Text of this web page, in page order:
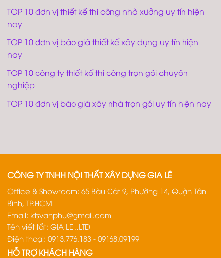
TOP 10 đơn vị thiết kế thi công nhà xưởng uy tín hiện
nay
TOP 10 đơn vị báo giá thiết kế xây dựng uy tín hiện
nay
TOP 10 công ty thiết kế thi công trọn gói chuyên
nghiệp
TOP 10 đơn vị báo giá xây nhà trọn gói uy tín hiện nay
CÔNG TY TNHH NỘI THẤT XÂY DỰNG GIA LÊ
Office & Showroom: 65 Bàu Cát 9, Phường 14, Quận Tân
Bình, TP.HCM
Email: ktsvanphu@gmail.com
Tên viết tắt: GIA LE .,LTD
Điện thoại: 0913.776.183 - 09168.09199
HỖ TRỢ KHÁCH HÀNG